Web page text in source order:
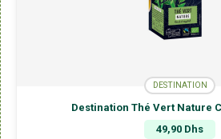
DESTINATION
Destination Thé Vert Nature
49,90 Dhs